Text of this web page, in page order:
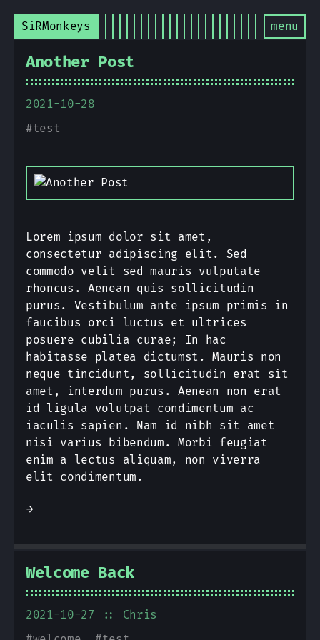
SiRMonkeys menu
Another Post
2021-10-28
#test
Lorem ipsum dolor sit amet,
consectetur adipiscing elit. Sed
commodo velit sed mauris vulputate
rhoncus. Aenean quis sollicitudin
purus. Vestibulum ante ipsum primis in
faucibus orci luctus et ultrices
posuere cubilia curae; In hac
habitasse platea dictumst. Mauris non
neque tincidunt, sollicitudin erat sit
amet, interdum purus. Aenean non erat
id ligula volutpat condimentum ac
iaculis sapien. Nam id nibh sit amet
nisi varius bibendum. Morbi feugiat
enim a lectus aliquam, non viverra
elit condimentum.
→
Welcome Back
2021-10-27
:: Chris